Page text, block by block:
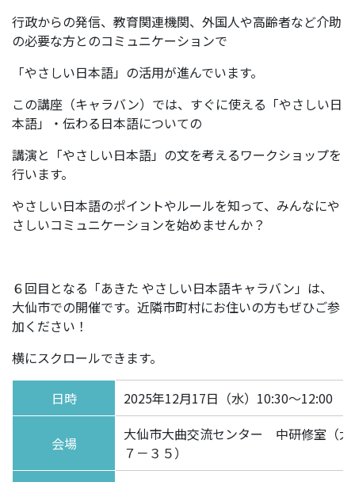
行政からの発信、教育関連機関、外国人や高齢者など介助
の必要な方とのコミュニケーションで
「やさしい日本語」の活用が進んでいます。
この講座（キャラバン）では、すぐに使える「やさしい日
本語」・伝わる日本語についての
講演と「やさしい日本語」の文を考えるワークショップを
行います。
やさしい日本語のポイントやルールを知って、みんなにや
さしいコミュニケーションを始めませんか？
６回目となる「あきた やさしい日本語キャラバン」は、
大仙市での開催です。近隣市町村にお住いの方もぜひご参
加ください！
横にスクロールできます。
日時 2025年12月17日（水）10:30～12:00
会場
大仙市大曲交流センター 中研修室（
７－３５）